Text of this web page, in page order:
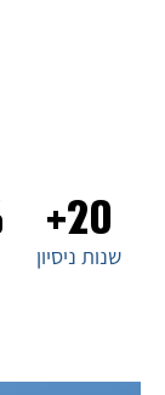
20+
שנות ניסיון